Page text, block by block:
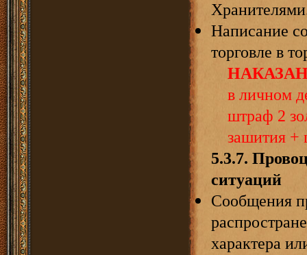
Написание
торговле в
в личном
штраф 2
зашития +
5.3.7.
ситуаций
Сообщения
характера